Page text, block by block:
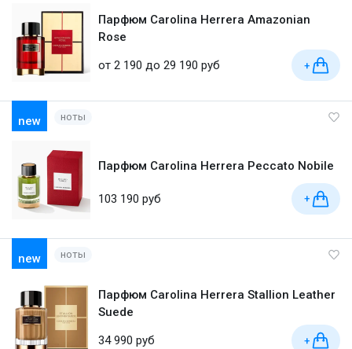
Парфюм Carolina Herrera Amazonian
Rose
от 2 190 до 29 190 руб
+
new ноты
Парфюм Carolina Herrera Peccato Nobile
103 190 руб +
new ноты
Парфюм Carolina Herrera Stallion Leather
Suede
34 990 руб
+